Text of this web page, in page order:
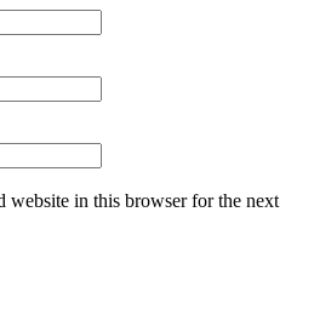
website in this browser for the next